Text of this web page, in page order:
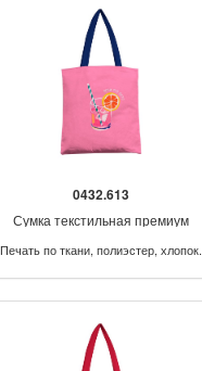
0432.613
Сумка текстильная премиум
Печать по ткани, полиэстер, хлопок.